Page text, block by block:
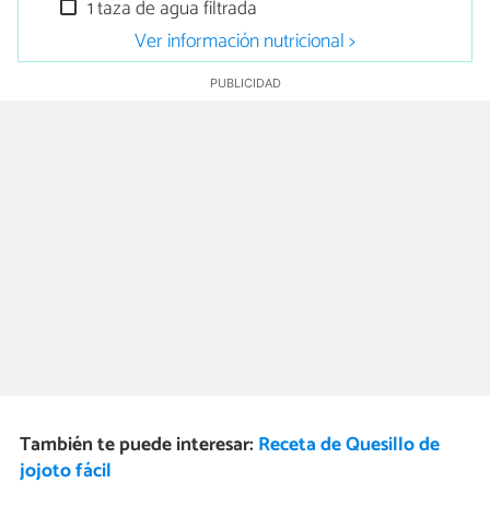
1 taza de agua filtrada
Ver información nutricional >
También te puede interesar: Receta de Quesillo de
jojoto fácil